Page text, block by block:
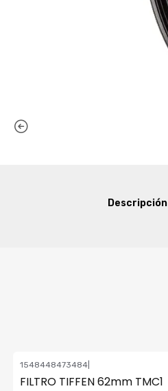
Descripción
1548448473484|
FILTRO TIFFEN 62mm TMC1